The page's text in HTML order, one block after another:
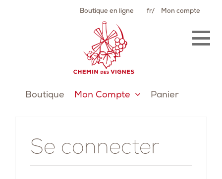
Boutique en ligne fr Mon compte
Boutique Mon Compte Panier
Se connecter